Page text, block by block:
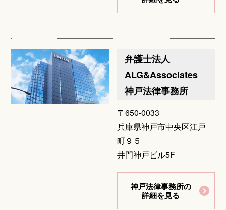
弁護士法人
ALG&Associates
神戸法律事務所
〒650-0033
兵庫県神戸市中央区江戸
町９５
井門神戸ビル5F
神戸法律事務所の
詳細を見る